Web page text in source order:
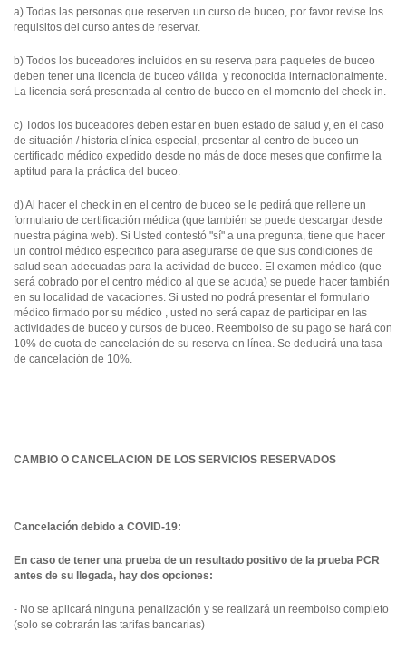
a) Todas las personas que reserven un curso de buceo, por favor revise los
requisitos del curso antes de reservar.
b) Todos los buceadores incluidos en su reserva para paquetes de buceo
deben tener una licencia de buceo válida y reconocida internacionalmente.
La licencia será presentada al centro de buceo en el momento del check-in.
c) Todos los buceadores deben estar en buen estado de salud y, en el caso
de situación / historia clínica especial, presentar al centro de buceo un
certificado médico expedido desde no más de doce meses que confirme la
aptitud para la práctica del buceo.
d) Al hacer el check in en el centro de buceo se le pedirá que rellene un
formulario de certificación médica (que también se puede descargar desde
nuestra página web). Si Usted contestó "sí" a una pregunta, tiene que hacer
un control médico especifico para asegurarse de que sus condiciones de
salud sean adecuadas para la actividad de buceo. El examen médico (que
será cobrado por el centro médico al que se acuda) se puede hacer también
en su localidad de vacaciones. Si usted no podrá presentar el formulario
médico firmado por su médico , usted no será capaz de participar en las
actividades de buceo y cursos de buceo. Reembolso de su pago se hará con
10% de cuota de cancelación de su reserva en línea. Se deducirá una tasa
de cancelación de 10%.
CAMBIO O CANCELACION DE LOS SERVICIOS RESERVADOS
Cancelación debido a COVID-19:
En caso de tener una prueba de un resultado positivo de la prueba PCR
antes de su llegada, hay dos opciones:
- No se aplicará ninguna penalización y se realizará un reembolso completo
(solo se cobrarán las tarifas bancarias)